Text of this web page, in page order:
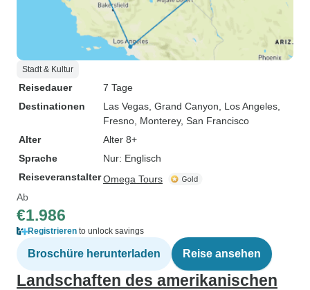
Stadt & Kultur
Reisedauer
7 Tage
Destinationen
Las Vegas , Grand Canyon , Los Angeles
Fresno , Monterey, San Francisco
Alter
Alter 8+
Sprache
Nur: Englisch
ReiseveranstalterOmega Tours
Ab
€1.986
Registrieren to unlock savings
Broschüre herunterladen Reise ansehen
Landschaften des amerikanischen